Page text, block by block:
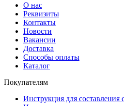
О нас
Реквизиты
Контакты
Новости
Вакансии
Доставка
Способы оплаты
Каталог
Покупателям
Инструкция для составления